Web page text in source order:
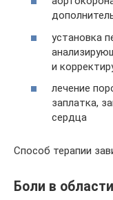
установка
и
лечение
заплатка,
сердца
Способ терапии
Боли в